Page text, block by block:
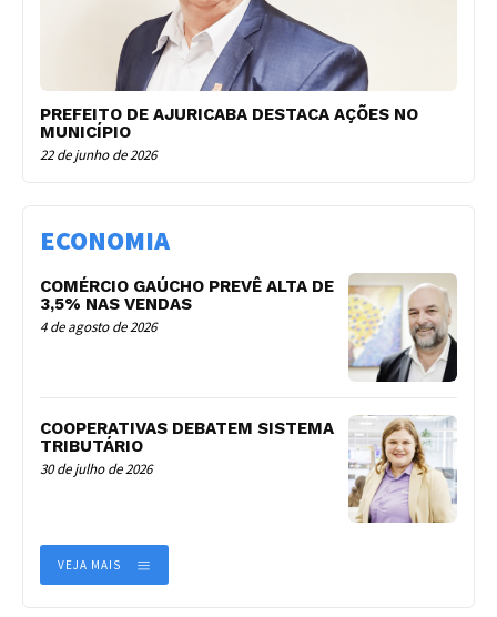
PREFEITO DE AJURICABA DESTACA AÇÕES NO
MUNICÍPIO
22 de junho de 2026
ECONOMIA
COMÉRCIO GAÚCHO PREVÊ ALTA DE
3,5% NAS VENDAS
4 de agosto de 2026
COOPERATIVAS DEBATEM SISTEMA
TRIBUTÁRIO
30 de julho de 2026
VEJA MAIS